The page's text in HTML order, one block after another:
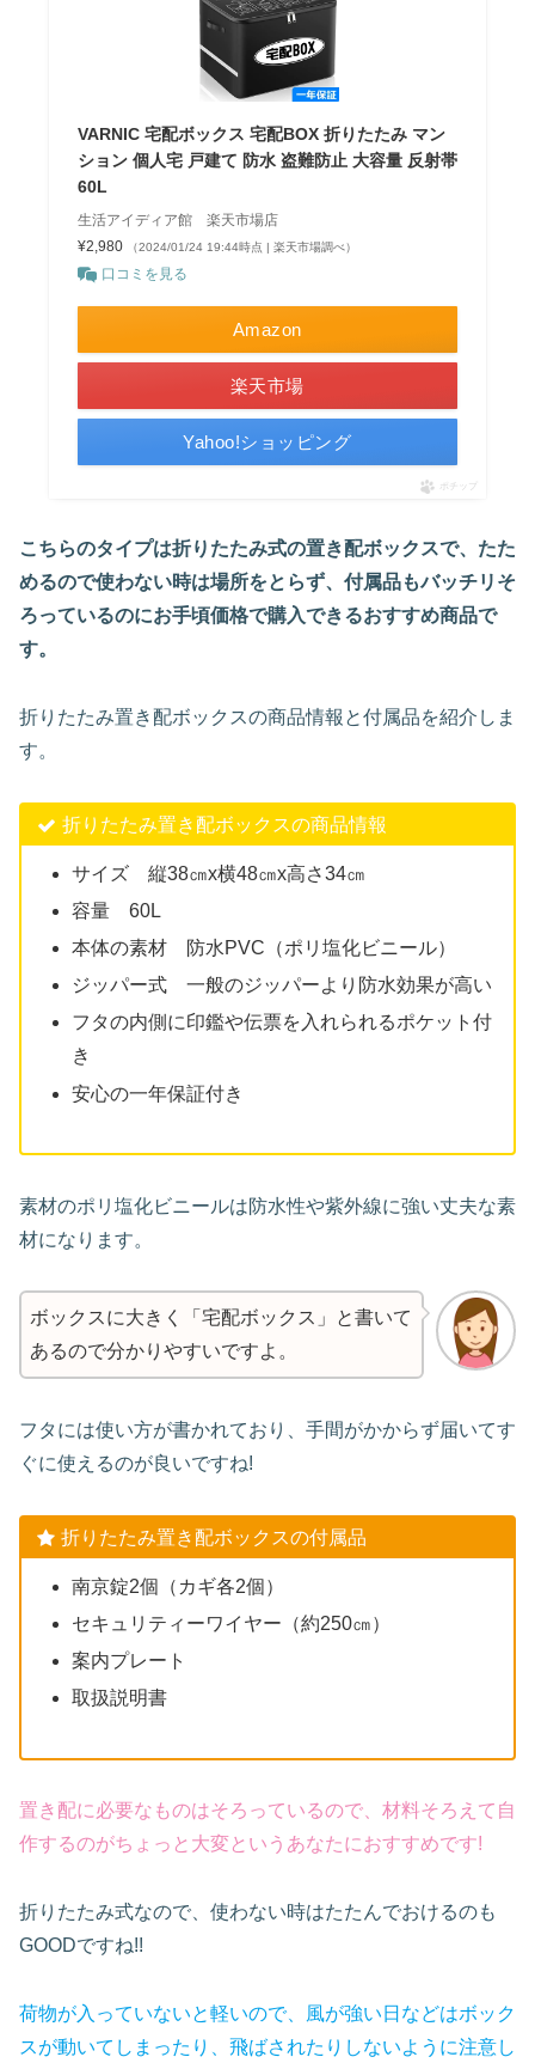
VARNIC 宅配ボックス 宅配BOX 折りたたみ マン
ション 個人宅 戸建て 防水 盗難防止 大容量 反射帯
60L
生活アイディア館 楽天市場店
¥2,980
（2024/01/24 19:44時点 | 楽天市場調べ）
口コミを見る
Amazon
楽天市場
Yahoo!ショッピング
ポチップ
こちらのタイプは折りたたみ式の置き配ボックスで、たた
めるので使わない時は場所をとらず、付属品もバッチリそ
ろっているのにお手頃価格で購入できるおすすめ商品で
す。
折りたたみ置き配ボックスの商品情報と付属品を紹介しま
す。
折りたたみ置き配ボックスの商品情報
サイズ 縦38㎝x横48㎝x高さ34㎝
容量 60L
本体の素材 防水PVC（ポリ塩化ビニール）
ジッパー式 一般のジッパーより防水効果が高い
フタの内側に印鑑や伝票を入れられるポケット付
き
安心の一年保証付き
素材のポリ塩化ビニールは防水性や紫外線に強い丈夫な素
材になります。
ボックスに大きく「宅配ボックス」と書いて
あるので分かりやすいですよ。
フタには使い方が書かれており、手間がかからず届いてす
ぐに使えるのが良いですね!
折りたたみ置き配ボックスの付属品
南京錠2個（カギ各2個）
セキュリティーワイヤー（約250㎝）
案内プレート
取扱説明書
置き配に必要なものはそろっているので、材料そろえて自
作するのがちょっと大変というあなたにおすすめです!
折りたたみ式なので、使わない時はたたんでおけるのも
GOODですね!!
荷物が入っていないと軽いので、風が強い日などはボック
スが動いてしまったり、飛ばされたりしないように注意し